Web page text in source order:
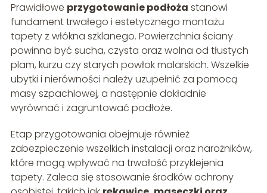
Prawidłowe przygotowanie podłoża stanowi
fundament trwałego i estetycznego montażu
tapety z włókna szklanego. Powierzchnia ściany
powinna być sucha, czysta oraz wolna od tłustych
plam, kurzu czy starych powłok malarskich. Wszelkie
ubytki i nierówności należy uzupełnić za pomocą
masy szpachlowej, a następnie dokładnie
wyrównać i zagruntować podłoże.
Etap przygotowania obejmuje również
zabezpieczenie wszelkich instalacji oraz narożników,
które mogą wpływać na trwałość przyklejenia
tapety. Zaleca się stosowanie środków ochrony